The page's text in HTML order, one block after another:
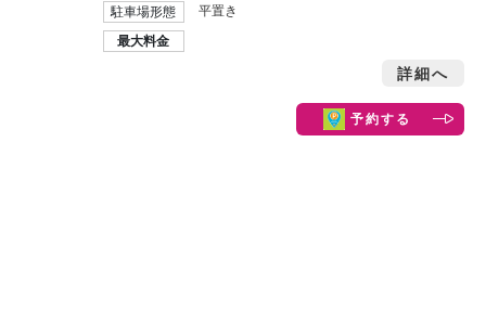
駐車場形態
平置き
最大料金
詳細へ
予約する